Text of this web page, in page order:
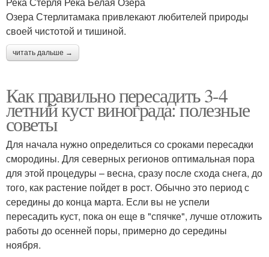
Озера Стерлитамака привлекают любителей природы
своей чистотой и тишиной.
читать дальше →
Как правильно пересадить 3-4
летний куст винограда: полезные
советы
Для начала нужно определиться со сроками пересадки
смородины. Для северных регионов оптимальная пора
для этой процедуры – весна, сразу после схода снега, до
того, как растение пойдет в рост. Обычно это период с
середины до конца марта. Если вы не успели
пересадить куст, пока он еще в "спячке", лучше отложить
работы до осенней поры, примерно до середины
ноября.